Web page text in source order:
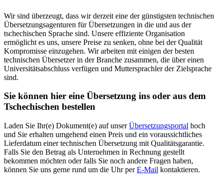
Wir sind überzeugt, dass wir derzeit eine der günstigsten technischen
Übersetzungsagenturen für Übersetzungen in die und aus der
tschechischen Sprache sind. Unsere effiziente Organisation
ermöglicht es uns, unsere Preise zu senken, ohne bei der Qualität
Kompromisse einzugehen. Wir arbeiten mit einigen der besten
technischen Übersetzer in der Branche zusammen, die über einen
Universitätsabschluss verfügen und Muttersprachler der Zielsprache
sind.
Sie können hier eine Übersetzung ins oder aus dem
Tschechischen bestellen
Laden Sie Ihr(e) Dokument(e) auf unserÜbersetzungsportal hoch
und Sie erhalten umgehend einen Preis und ein voraussichtliches
Lieferdatum einer technischen Übersetzung mit Qualitätsgarantie.
Falls Sie den Betrag als Unternehmen in Rechnung gestellt
bekommen möchten oder falls Sie noch andere Fragen haben,
können Sie uns gerne rund um die Uhr perE-Mail kontaktieren.